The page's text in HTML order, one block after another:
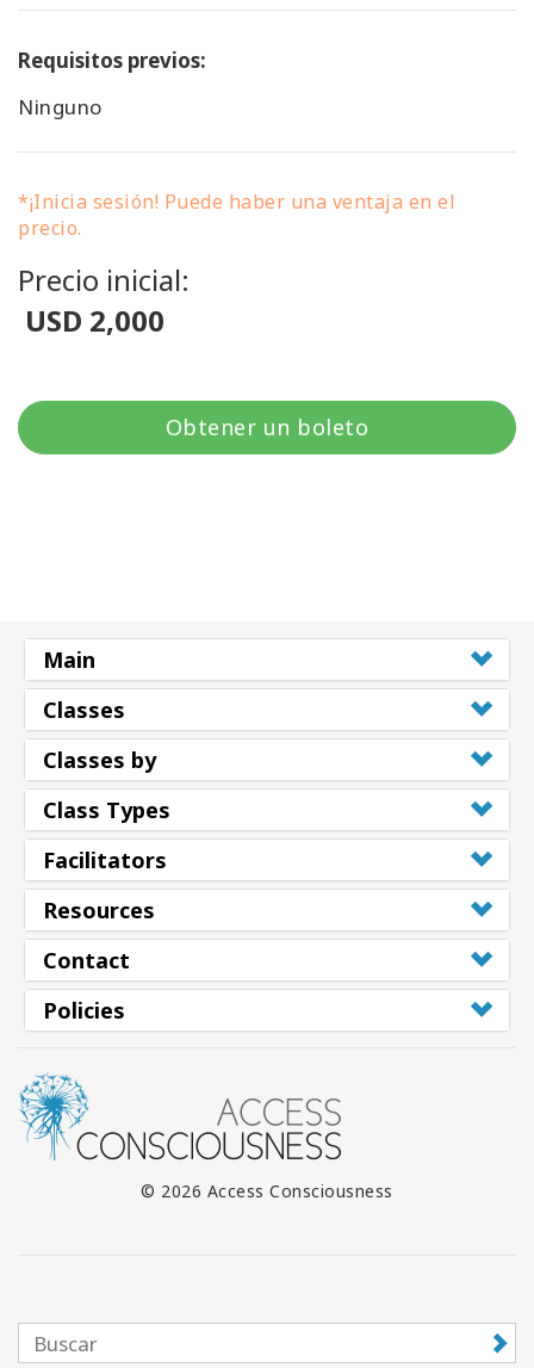
Requisitos previos:
Ninguno
*¡Inicia sesión! Puede haber una ventaja en el
precio.
Precio inicial:
USD 2,000
Obtener un boleto
Main
Classes
Classes by
Class Types
Facilitators
Resources
Contact
Policies
© 2026 Access Consciousness